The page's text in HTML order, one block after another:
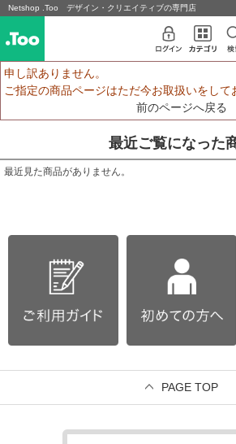
Netshop .Too デザイン・クリエイティブの専門店
申し訳ありません。
ご指定の商品ページはただ今お取扱いをして
前のページへ戻る
最近ご覧になった
最近見た商品がありません。
PAGE TOP